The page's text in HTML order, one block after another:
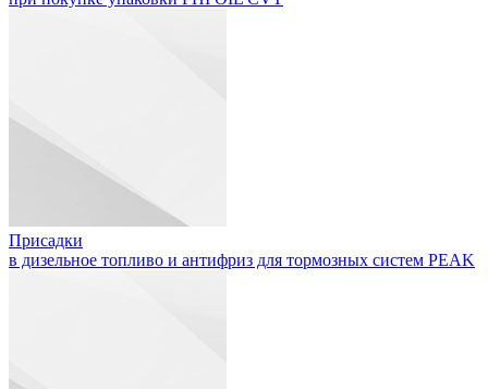
Присадки
в дизельное топливо и антифриз для тормозных систем PEAK